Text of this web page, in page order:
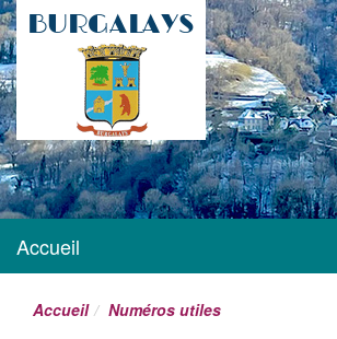
BURGALAYS
Site officiel mairie
Burgalays
Accueil
Accueil Numéros utiles